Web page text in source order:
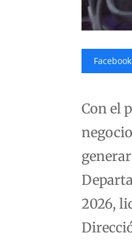
Facebook
Con el
2026,